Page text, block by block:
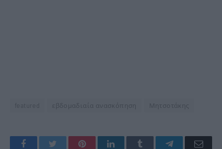
εβδομαδιαία ανασκόπηση Μητσοτάκης
Facebook Twitter PinterestLinkedIn Tumblr Telegram